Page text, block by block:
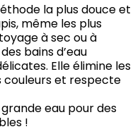
la plus douce et
même les plus
à sec ou à
bains d’eau
Elle élimine les
couleurs et respecte
eau pour des
!